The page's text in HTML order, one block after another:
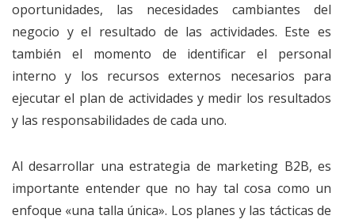
oportunidades, las necesidades cambiantes del
negocio y el resultado de las actividades. Este es
también el momento de identificar el personal
interno y los recursos externos necesarios para
ejecutar el plan de actividades y medir los resultados
y las responsabilidades de cada uno.
Al desarrollar una estrategia de marketing B2B, es
importante entender que no hay tal cosa como un
enfoque «una talla única». Los planes y las tácticas de